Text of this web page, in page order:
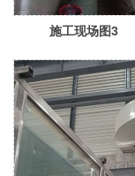
施工现场图3